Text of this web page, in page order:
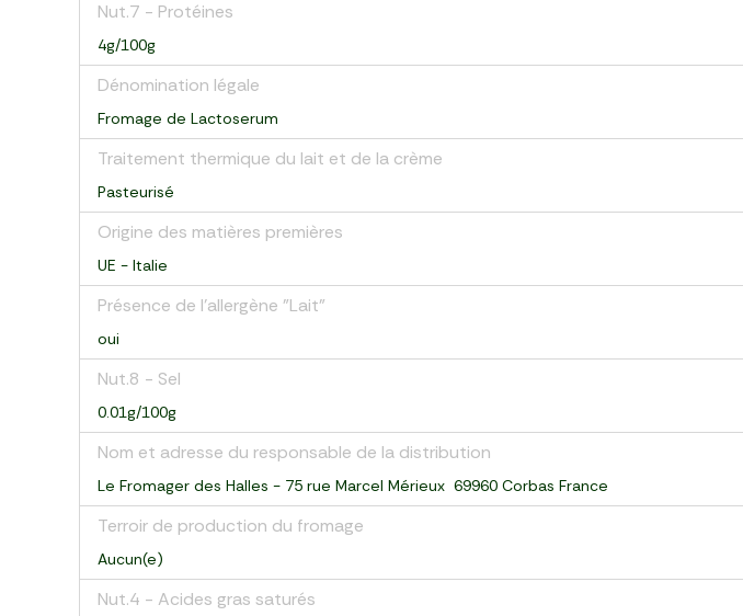
Nut.7 - Protéines
4g/100g
Dénomination légale
Fromage de Lactoserum
Traitement thermique du lait et de la crème
Pasteurisé
Origine des matières premières
UE - Italie
Présence de l'allergène "Lait"
oui
Nut.8 - Sel
0.01g/100g
Nom et adresse du responsable de la distribution
Le Fromager des Halles - 75 rue Marcel Mérieux 69960 Corbas France
Terroir de production du fromage
Aucun(e)
Nut.4 - Acides gras saturés